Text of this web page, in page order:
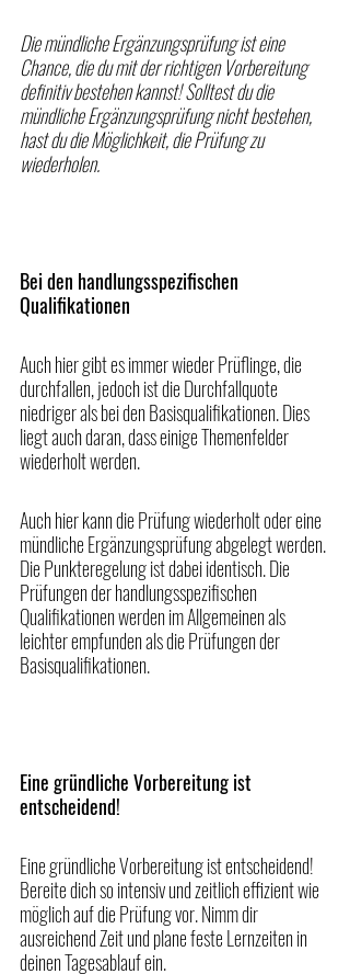
Die mündliche Ergänzungsprüfung ist eine
Chance, die du mit der richtigen Vorbereitung
definitiv bestehen kannst! Solltest du die
mündliche Ergänzungsprüfung nicht bestehen,
hast du die Möglichkeit, die Prüfung zu
wiederholen.
Bei den handlungsspezifischen
Qualifikationen
Auch hier gibt es immer wieder Prüflinge, die
durchfallen, jedoch ist die Durchfallquote
niedriger als bei den Basisqualifikationen. Dies
liegt auch daran, dass einige Themenfelder
wiederholt werden.
Auch hier kann die Prüfung wiederholt oder eine
mündliche Ergänzungsprüfung abgelegt werden.
Die Punkteregelung ist dabei identisch. Die
Prüfungen der handlungsspezifischen
Qualifikationen werden im Allgemeinen als
leichter empfunden als die Prüfungen der
Basisqualifikationen.
Eine gründliche Vorbereitung ist
entscheidend!
Eine gründliche Vorbereitung ist entscheidend!
Bereite dich so intensiv und zeitlich effizient wie
möglich auf die Prüfung vor. Nimm dir
ausreichend Zeit und plane feste Lernzeiten in
deinen Tagesablauf ein.